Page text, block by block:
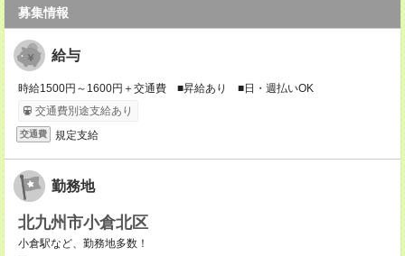
募集情報
給与
時給1500円～1600円＋交通費 ■昇給あり ■日・週払いOK
交通費別途支給あり
交通費 規定支給
勤務地
北九州市小倉北区
小倉駅など、勤務地多数！